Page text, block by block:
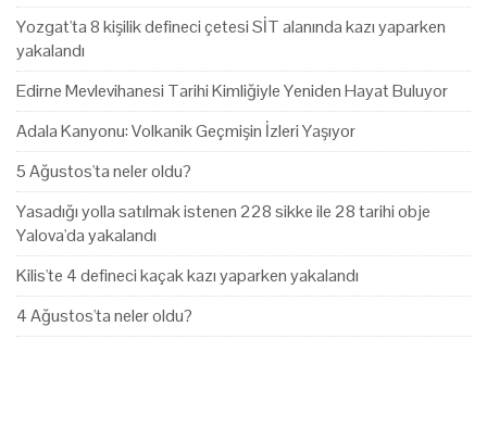
Yozgat'ta 8 kişilik defineci çetesi SİT alanında kazı yaparken
yakalandı
Edirne Mevlevihanesi Tarihi Kimliğiyle Yeniden Hayat Buluyor
Adala Kanyonu: Volkanik Geçmişin İzleri Yaşıyor
5 Ağustos'ta neler oldu?
Yasadığı yolla satılmak istenen 228 sikke ile 28 tarihi obje
Yalova'da yakalandı
Kilis'te 4 defineci kaçak kazı yaparken yakalandı
4 Ağustos'ta neler oldu?